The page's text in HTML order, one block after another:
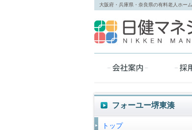
大阪府・兵庫県・奈良県の有料老人ホー
フォーユー堺東湊
トップ